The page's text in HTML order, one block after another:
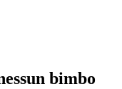
bimbo